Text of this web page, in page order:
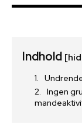
Indhold
Ingen